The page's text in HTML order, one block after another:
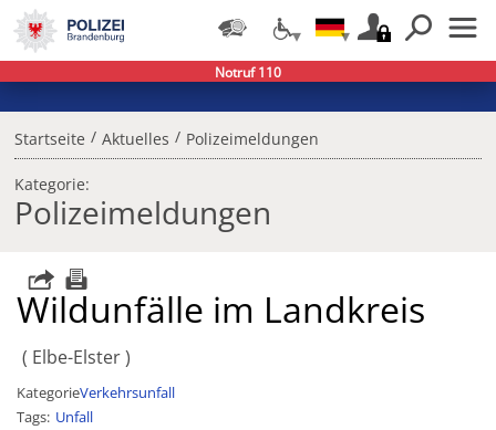
Startseite / Aktuelles / Polizeimeldungen
Kategorie:
Polizeimeldungen
Wildunfälle im Landkreis
Elbe-Elster
KategorieVerkehrsunfall
Tags Unfall
Notruf 110